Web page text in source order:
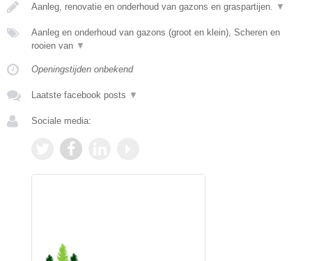
Aanleg, renovatie en onderhoud van gazons en graspartijen. ▼
Aanleg en onderhoud van gazons (groot en klein), Scheren en
rooien van ▼
Openingstijden onbekend
Laatste facebook posts ▼
Sociale media: